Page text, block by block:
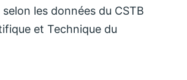
les données du CSTB
et Technique du